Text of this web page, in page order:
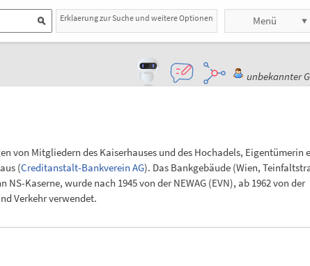
Erklaerung zur Suche und weitere Optionen Menü
unbekannter
von Mitgliedern des Kaiserhauses und des Hochadels, Eigentümerin
(Creditanstalt-Bankverein AG). Das Bankgebäude (Wien,
Kaserne, wurde nach 1945 von der NEWAG (EVN), ab 1962 von der
Verkehr verwendet.